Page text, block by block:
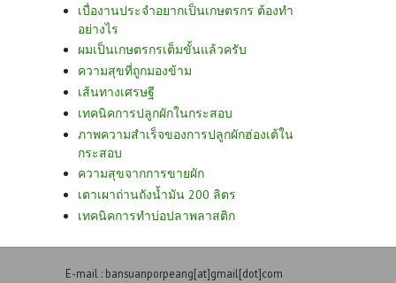
เบื่องานประจำอยากเป็นเกษตรกร ต้องทำ
อย่างไร
ผมเป็นเกษตรกรเต็มขั้นแล้วครับ
ความสุขที่ถูกมองข้าม
เส้นทางเศรษฐี
เทคนิคการปลูกผักในกระสอบ
ภาพความสำเร็จของการปลูกผักฮ่องเต้ใน
กระสอบ
ความสุขจากการขายผัก
เตาเผาถ่านถังน้ำมัน 200 ลิตร
เทคนิคการทำบ่อปลาพลาสติก
E-mail : bansuanporpeang[at]gmail[dot]com